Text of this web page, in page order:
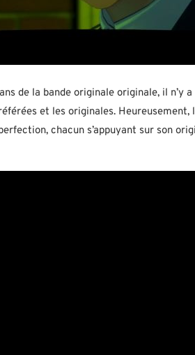
de la bande originale originale, il n’y
et les originales. Heureusement,
chacun s’appuyant sur son